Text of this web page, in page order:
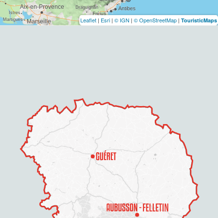
Leaflet | Esri | © IGN | © OpenStreetMap | TouristicMaps